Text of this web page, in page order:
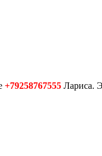
+79258767555 Лариса.